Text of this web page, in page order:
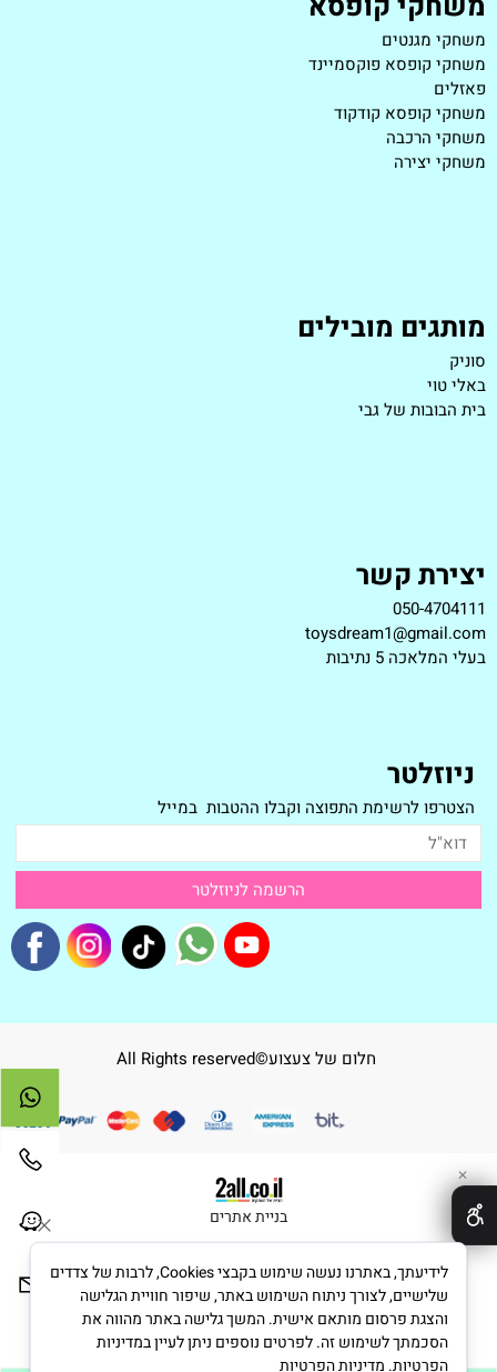
משחקי מגנטים
משחקי קופסא פוקסמיינד
פאזלים
משחקי קופסא קודקוד
משחקי הרכבה
משחקי יצירה
מותגים מובילים
סוניק
באלי טוי
בית הבובות של גבי
יצירת קשר
050-4704111
toysdream1@gmail.com
בעלי המלאכה 5 נתיבות
ניוזלטר
הצטרפו לרשימת התפוצה וקבלו ההטבות במייל
חלום של צעצוע©All Rights reserved
בניית אתרים
✕
לידיעתך, באתרנו נעשה שימוש בקבצי Cookies, לרבות של צדדים
שלישיים, לצורך ניתוח השימוש באתר, שיפור חוויית הגלישה
והצגת פרסום מותאם אישית. המשך גלישה באתר מהווה את
הסכמתך לשימוש זה. לפרטים נוספים ניתן לעיין במדיניות
הפרטיות. מדיניות הפרטיות